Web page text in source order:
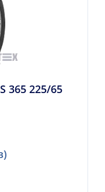
365 225/65